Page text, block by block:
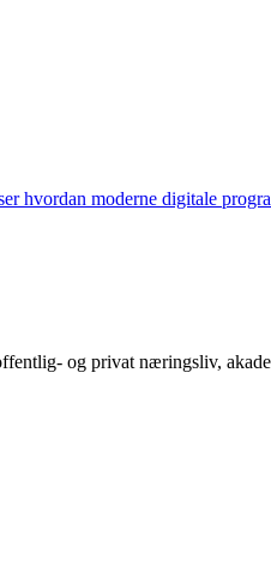
hvordan moderne digitale
og privat næringsliv,